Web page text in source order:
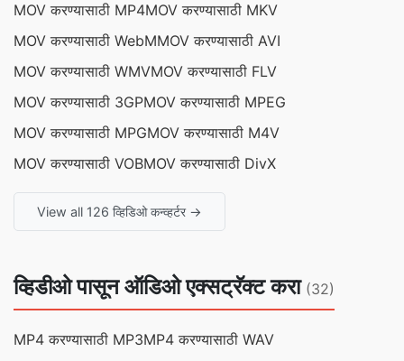
MOV करण्यासाठी MP4MOV करण्यासाठी MKV
MOV करण्यासाठी WebMMOV करण्यासाठी AVI
MOV करण्यासाठी WMVMOV करण्यासाठी FLV
MOV करण्यासाठी 3GPMOV करण्यासाठी MPEG
MOV करण्यासाठी MPGMOV करण्यासाठी M4V
MOV करण्यासाठी VOBMOV करण्यासाठी DivX
View all 126 व्हिडिओ कन्व्हर्टर →
व्हिडीओ पासून ऑडिओ एक्सट्रॅक्ट करा (32)
MP4 करण्यासाठी MP3MP4 करण्यासाठी WAV